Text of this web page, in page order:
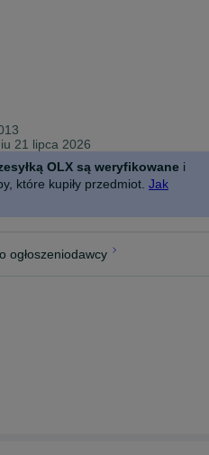
21 lipca 2026
OLX są weryfikowane i
które kupiły przedmiot. Jak
ogłoszeniodawcy